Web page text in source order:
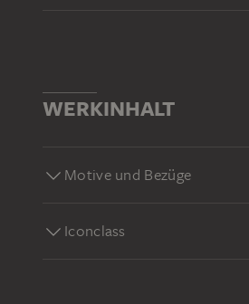
WERKINHALT
Motive und Bezüge
Iconclass